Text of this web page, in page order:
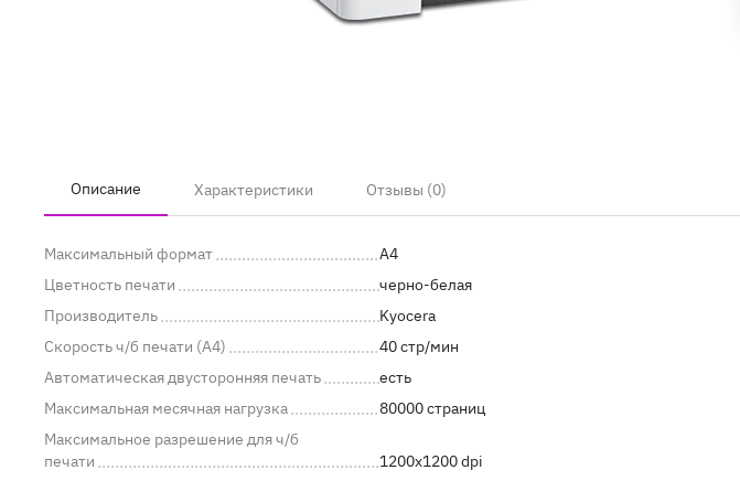
Описание Характеристики Отзывы (0)
Максимальный формат
A4
Цветность печати
черно-белая
Производитель
Kyocera
Скорость ч/б печати (A4)
40 стр/мин
Автоматическая двусторонняя печать
есть
Максимальная месячная нагрузка
80000 страниц
Максимальное разрешение для ч/б
печати
1200x1200 dpi